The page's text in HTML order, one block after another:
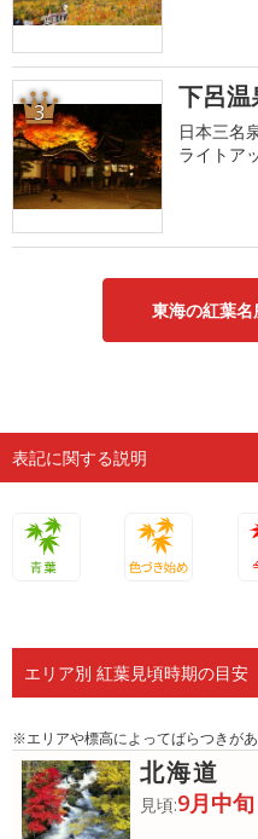
3 下呂
日本三名
ライトア
東海の紅葉
表記に関する説明
エリア別 紅葉見頃時期の目安
※エリアや標高によってばらつきがあ
北海道
見頃:9月中